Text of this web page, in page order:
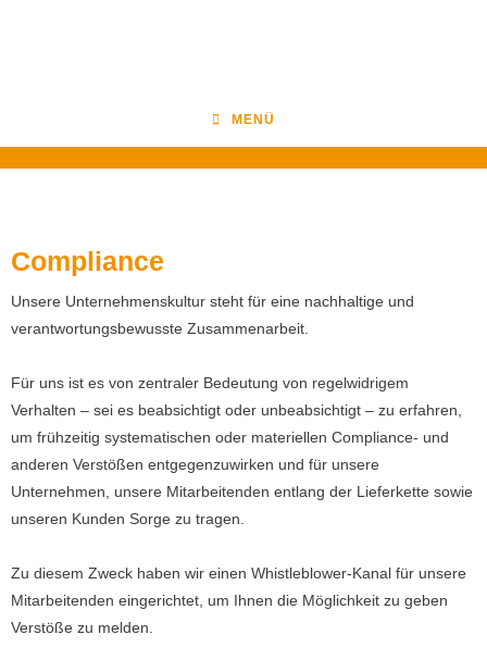
MENÜ
Compliance
Unsere Unternehmenskultur steht für eine nachhaltige und
verantwortungsbewusste Zusammenarbeit.
Für uns ist es von zentraler Bedeutung von regelwidrigem
Verhalten – sei es beabsichtigt oder unbeabsichtigt – zu erfahren,
um frühzeitig systematischen oder materiellen Compliance- und
anderen Verstößen entgegenzuwirken und für unsere
Unternehmen, unsere Mitarbeitenden entlang der Lieferkette sowie
unseren Kunden Sorge zu tragen.
Zu diesem Zweck haben wir einen Whistleblower-Kanal für unsere
Mitarbeitenden eingerichtet, um Ihnen die Möglichkeit zu geben
Verstöße zu melden.